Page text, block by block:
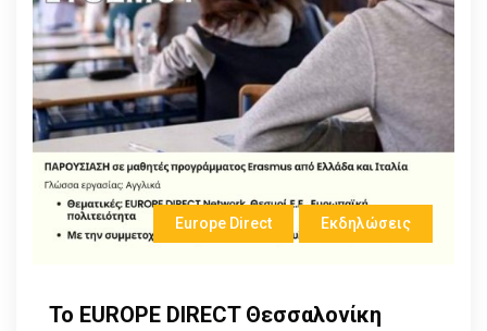
Europe Direct Εκδηλώσεις
Το EUROPE DIRECT Θεσσαλονίκη